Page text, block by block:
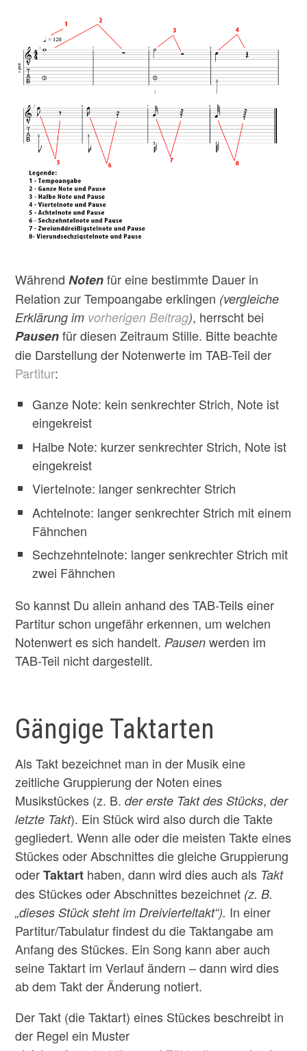
WährendNotenfür eine bestimmte Dauer in
Relation zur Tempoangabe erklingen (vergleiche
Erklärung im vorherigen Beitrag), herrscht bei
Pausenfür diesen Zeitraum Stille. Bitte beachte
die Darstellung der Notenwerte im TAB-Teil der
Partitur:
Ganze Note: kein senkrechter Strich, Note ist
eingekreist
Halbe Note: kurzer senkrechter Strich, Note ist
eingekreist
Viertelnote: langer senkrechter Strich
Achtelnote: langer senkrechter Strich mit einem
Fähnchen
Sechzehntelnote: langer senkrechter Strich mit
zwei Fähnchen
So kannst Du allein anhand des TAB-Teils einer
Partitur schon ungefähr erkennen, um welchen
Notenwert es sich handelt.Pausen werden im
TAB-Teil nicht dargestellt.
Gängige Taktarten
Als Takt bezeichnet man in der Musik eine
zeitliche Gruppierung der Noten eines
Musikstückes (z. B.der erste Takt des Stücks,der
letzte Takt). Ein Stück wird also durch die Takte
gegliedert. Wenn alle oder die meisten Takte eines
Stückes oder Abschnittes die gleiche Gruppierung
oderTaktart haben, dann wird dies auch als Takt
des Stückes oder Abschnittes bezeichnet (z. B.
„dieses Stück steht im Dreivierteltakt“). In einer
Partitur/Tabulatur findest du die Taktangabe am
Anfang des Stückes. Ein Song kann aber auch
seine Taktart im Verlauf ändern – dann wird dies
ab dem Takt der Änderung notiert.
Der Takt (die Taktart) eines Stückes beschreibt in
der Regel ein Muster